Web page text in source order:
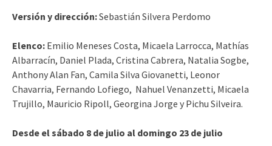
Versión y dirección:Sebastián Silvera Perdomo
Elenco: Emilio Meneses Costa, Micaela Larrocca, Mathías
Albarracín, Daniel Plada, Cristina Cabrera, Natalia Sogbe,
Anthony Alan Fan, Camila Silva Giovanetti, Leonor
Chavarria, Fernando Lofiego, Nahuel Venanzetti, Micaela
Trujillo, Mauricio Ripoll, Georgina Jorge y Pichu Silveira.
Desde el sábado 8 de julio al domingo 23 de julio